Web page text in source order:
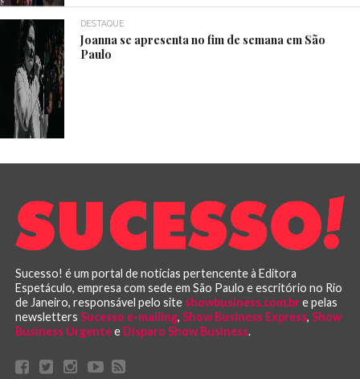
DESTAQUE
Joanna se apresenta no fim de semana em São
Paulo
Sucesso! é um portal de notícias pertencente à Editora
Espetáculo, empresa com sede em São Paulo e escritório no Rio
de Janeiro, responsável pelo site showbusiness.com.bre pelas
newsletters Sucesso e-mailing, Show Business Express, Show
Business Urgentee Disparo Show Business.